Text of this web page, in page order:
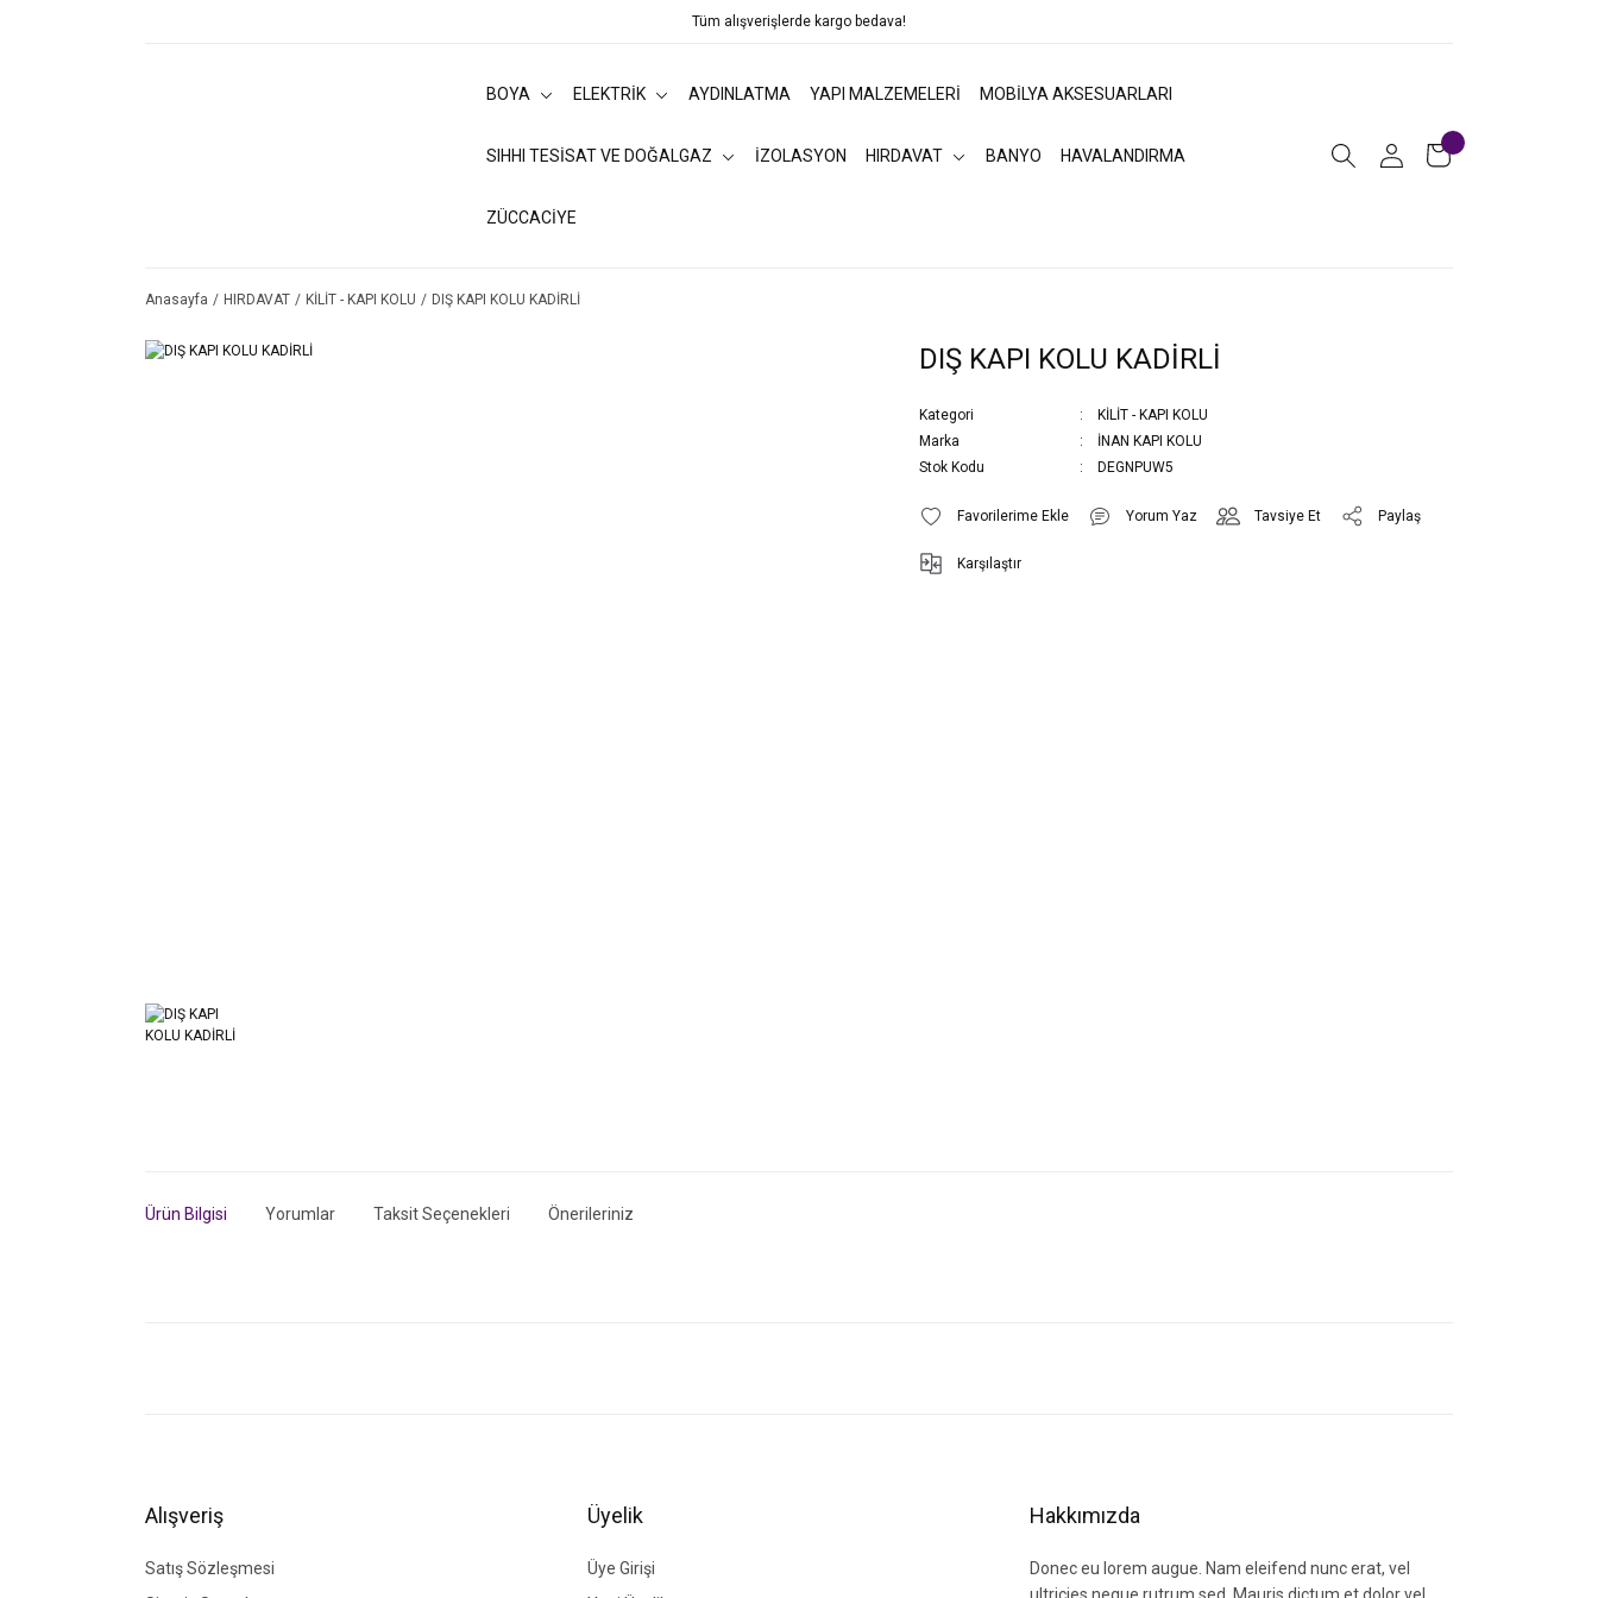
Tüm alışverişlerde kargo bedava!
BOYA ELEKTRİK AYDINLATMA YAPI MALZEMELERİ MOBİLYA AKSESUARLARI
SIHHI TESİSAT VE DOĞALGAZ İZOLASYON HIRDAVAT BANYO HAVALANDIRMA
ZÜCCACİYE
Anasayfa HIRDAVAT KİLİT - KAPI KOLU DIŞ KAPI KOLU KADİRLİ
DIŞ KAPI KOLU KADİRLİ
Kategori
KİLİT - KAPI KOLU
Marka
İNAN KAPI KOLU
Stok Kodu
DEGNPUW5
Yorum Yaz Tavsiye Et Paylaş
Karşılaştır
Ürün Bilgisi Yorumlar Taksit Seçenekleri Önerileriniz
Ürün fiyatı diğer sitelerden daha pahalı.
Bu ürüne benzer farklı alternatifler olmalı.
Alışveriş
Satış Sözleşmesi
Üyelik
Üye Girişi
Hakkımızda
Donec eu lorem augue. Nam eleifend nunc erat, vel